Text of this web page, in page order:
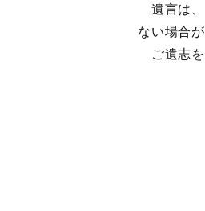
遺言は、
ない場合
ご遺志を